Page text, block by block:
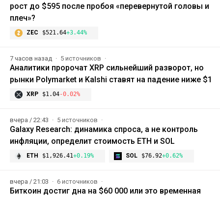
рост до $595 после пробоя «перевернутой головы и
плеч»?
ZEC $521.64+3.44%
7 часов назад 5 источников
Аналитики пророчат XRP сильнейший разворот, но
рынки Polymarket и Kalshi ставят на падение ниже $1
XRP $1.04-0.02%
вчера / 22:43 5 источников
Galaxy Research: динамика спроса, а не контроль
инфляции, определит стоимость ETH и SOL
ETH $1,926.41+0.19% SOL $76.92+0.62%
вчера / 21:03 6 источников
Биткоин достиг дна на $60 000 или это временная